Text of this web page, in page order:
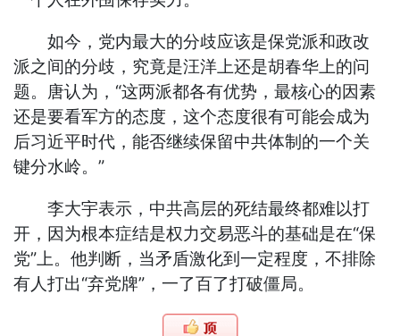
如今，党内最大的分歧应该是保党派和政改
派之间的分歧，究竟是汪洋上还是胡春华上的问
题。唐认为，“这两派都各有优势，最核心的因素
还是要看军方的态度，这个态度很有可能会成为
后习近平时代，能否继续保留中共体制的一个关
键分水岭。”
李大宇表示，中共高层的死结最终都难以打
开，因为根本症结是权力交易恶斗的基础是在“保
党”上。他判断，当矛盾激化到一定程度，不排除
有人打出“弃党牌”，一了百了打破僵局。